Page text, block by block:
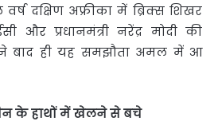
दक्षिण अफ्रीका में ब्रिक्स शिखर
और प्रधानमंत्री नरेंद्र मोदी की
बाद ही यह समझौता अमल में आ
के हाथों में खेलने से बचे